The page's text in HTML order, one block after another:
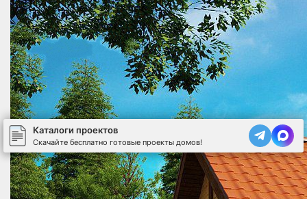
Каталоги проектов
Скачайте бесплатно готовые проекты домов!